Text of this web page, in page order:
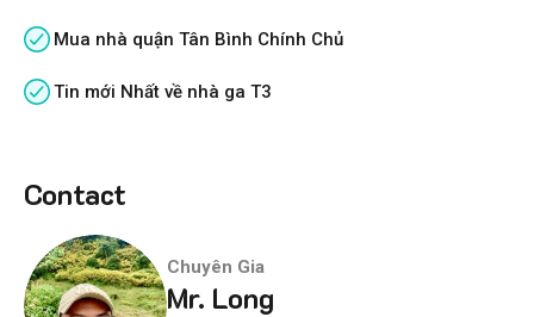
Mua nhà quận Tân Bình Chính Chủ
Tin mới Nhất về nhà ga T3
Contact
Chuyên Gia
Mr. Long